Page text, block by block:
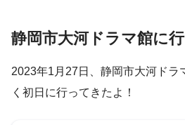
静岡市大河ドラマ館に
2023年1月27日、静岡市大河ドラ
く初日に行ってきたよ！